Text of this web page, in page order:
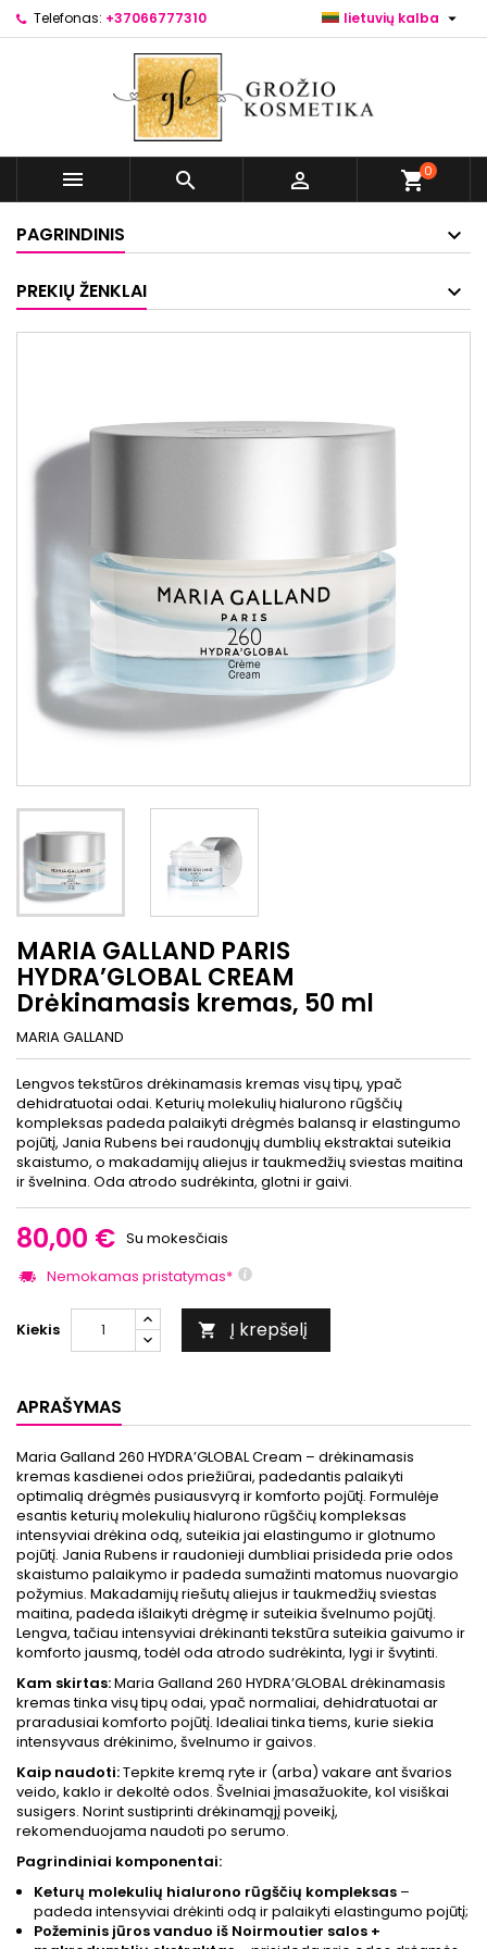
Telefonas: +37066777310 lietuvių kalba 
   shopping_cart0
PAGRINDINIS
PREKIŲ ŽENKLAI
MARIA GALLAND PARIS
HYDRA’GLOBAL CREAM
Drėkinamasis kremas, 50 ml
MARIA GALLAND
Lengvos tekstūros drėkinamasis kremas visų tipų, ypač
dehidratuotai odai. Keturių molekulių hialurono rūgščių
kompleksas padeda palaikyti drėgmės balansą ir elastingumo
pojūtį, Jania Rubens bei raudonųjų dumblių ekstraktai suteikia
skaistumo, o makadamijų aliejus ir taukmedžių sviestas maitina
ir švelnina. Oda atrodo sudrėkinta, glotni ir gaivi.
80,00 € Su mokesčiais
Nemokamas pristatymas*
Kiekis  Į krepšelį
APRAŠYMAS
Maria Galland 260 HYDRA’GLOBAL Cream – drėkinamasis
kremas kasdienei odos priežiūrai, padedantis palaikyti
optimalią drėgmės pusiausvyrą ir komforto pojūtį. Formulėje
esantis keturių molekulių hialurono rūgščių kompleksas
intensyviai drėkina odą, suteikia jai elastingumo ir glotnumo
pojūtį. Jania Rubens ir raudonieji dumbliai prisideda prie odos
skaistumo palaikymo ir padeda sumažinti matomus nuovargio
požymius. Makadamijų riešutų aliejus ir taukmedžių sviestas
maitina, padeda išlaikyti drėgmę ir suteikia švelnumo pojūtį.
Lengva, tačiau intensyviai drėkinanti tekstūra suteikia gaivumo ir
komforto jausmą, todėl oda atrodo sudrėkinta, lygi ir švytinti.
Kam skirtas:Maria Galland 260 HYDRA’GLOBAL drėkinamasis
kremas tinka visų tipų odai, ypač normaliai, dehidratuotai ar
praradusiai komforto pojūtį. Idealiai tinka tiems, kurie siekia
intensyvaus drėkinimo, švelnumo ir gaivos.
Kaip naudoti:Tepkite kremą ryte ir (arba) vakare ant švarios
veido, kaklo ir dekoltė odos. Švelniai įmasažuokite, kol visiškai
susigers. Norint sustiprinti drėkinamąjį poveikį,
rekomenduojama naudoti po serumo.
Pagrindiniai komponentai:
Keturų molekulių hialurono rūgščių kompleksas –
padeda intensyviai drėkinti odą ir palaikyti elastingumo pojūtį;
Požeminis jūros vanduo iš Noirmoutier salos +